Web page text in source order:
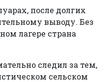
после долгих
выводу. Без
лагере страна
следил за тем,
сельском